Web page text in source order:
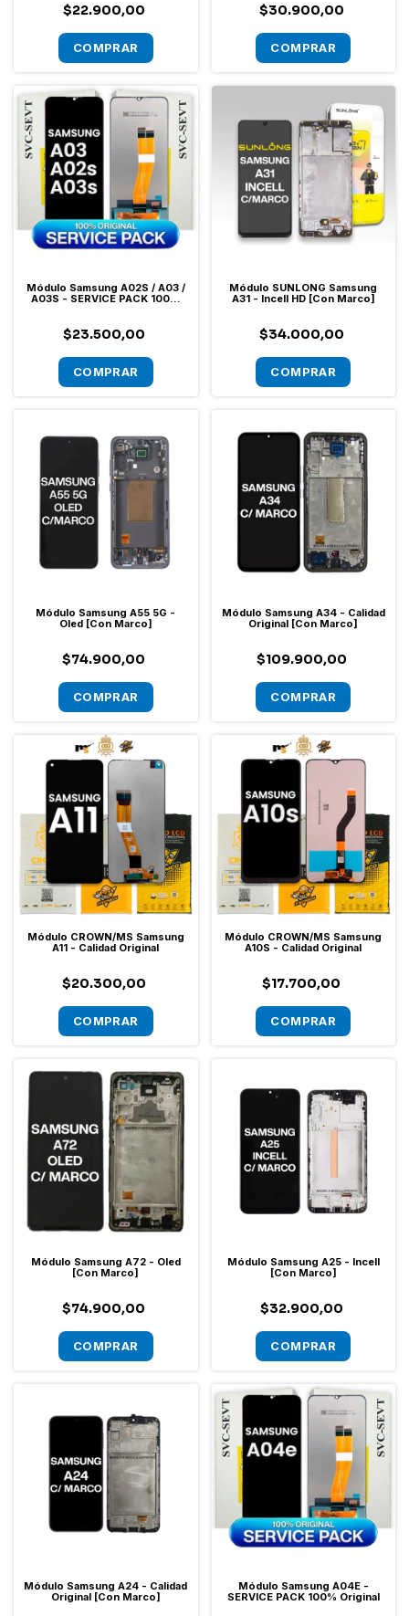
$22.900,00 $30.900,00
Módulo Samsung A02S / A03 /
A03S - SERVICE PACK 100%
$23.500,00
Módulo SUNLONG Samsung
A31 - Incell HD [Con Marco]
$34.000,00
Módulo Samsung A55 5G -
Oled [Con Marco]
$74.900,00
Módulo Samsung A34 - Calidad
Original [Con Marco]
$109.900,00
Módulo CROWN/MS Samsung
A11 - Calidad Original
$20.300,00
Módulo CROWN/MS Samsung
A10S - Calidad Original
$17.700,00
Módulo Samsung A72 - Oled
[Con Marco]
$74.900,00
Módulo Samsung A25 - Incell
[Con Marco]
$32.900,00
Módulo Samsung A24 - Calidad
Original [Con Marco]
Módulo Samsung A04E -
SERVICE PACK 100% Original